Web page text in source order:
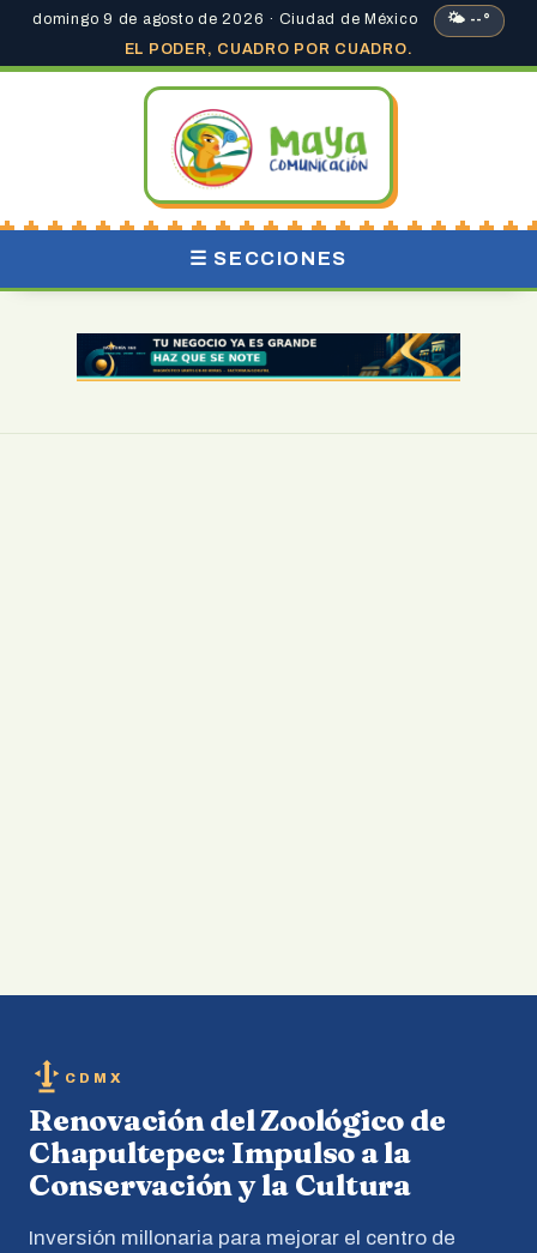
domingo 9 de agosto de 2026 · Ciudad de México
🌤 --°
EL PODER, CUADRO POR CUADRO.
☰ SECCIONES
CDMX
Renovación del Zoológico de
Chapultepec: Impulso a la
Conservación y la Cultura
Inversión millonaria para mejorar el centro de